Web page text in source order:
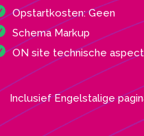
Opstartkosten: Geen
Schema Markup
ON site technische
Inclusief Engelstalige